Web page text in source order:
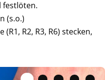
festlöten.
(s.o.)
R2, R3, R6) stecken,